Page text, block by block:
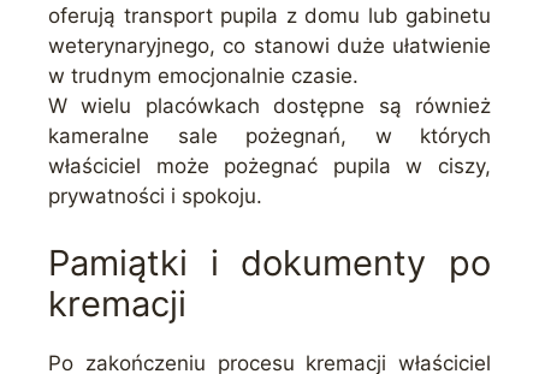
oferują transport pupila z domu lub gabinetu
weterynaryjnego, co stanowi duże ułatwienie
w trudnym emocjonalnie czasie.
W wielu placówkach dostępne są również
kameralne sale pożegnań, w których
właściciel może pożegnać pupila w ciszy,
prywatności i spokoju.
Pamiątki i dokumenty po
kremacji
Po zakończeniu procesu kremacji właściciel